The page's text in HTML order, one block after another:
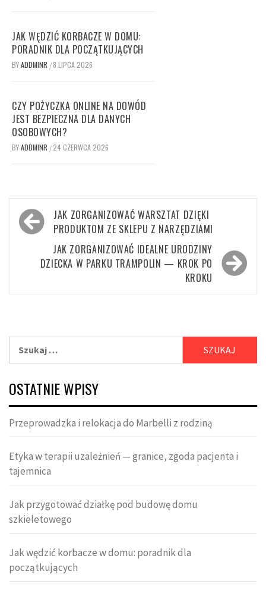
JAK WĘDZIĆ KORBACZE W DOMU:
PORADNIK DLA POCZĄTKUJĄCYCH
BYADDMINR / 8 LIPCA 2026
CZY POŻYCZKA ONLINE NA DOWÓD
JEST BEZPIECZNA DLA DANYCH
OSOBOWYCH?
BYADDMINR / 24 CZERWCA 2026
Nawigacja
wpisu
JAK ZORGANIZOWAĆ WARSZTAT DZIĘKI
PRODUKTOM ZE SKLEPU Z NARZĘDZIAMI
JAK ZORGANIZOWAĆ IDEALNE URODZINY
DZIECKA W PARKU TRAMPOLIN — KROK PO
KROKU
OSTATNIE WPISY
Przeprowadzka i relokacja do Marbelli z rodziną
Etyka w terapii uzależnień — granice, zgoda pacjenta i
tajemnica
Jak przygotować działkę pod budowę domu
szkieletowego
Jak wędzić korbacze w domu: poradnik dla
początkujących